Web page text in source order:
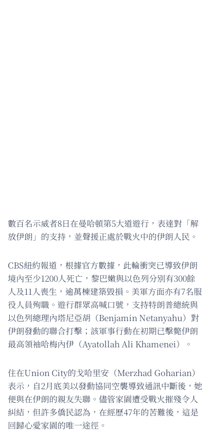
數百名示威者8日在曼哈頓第5大道遊行，表達對「解
放伊朗」的支持，並聲援正處於戰火中的伊朗人民。
CBS紐約報道，根據官方數據，此輪衝突已導致伊朗
境內至少1200人死亡，黎巴嫩與以色列分別有300餘
人及11人喪生，逾萬棟建築毀損。美軍方面亦有7名服
役人員殉職。遊行群眾高喊口號，支持特朗普總統與
以色列總理內塔尼亞胡（Benjamin Netanyahu）對
伊朗發動的聯合打擊；該軍事行動在初期已擊斃伊朗
最高領袖哈梅內伊（Ayatollah Ali Khamenei）。
住在Union City的戈哈里安（Merzhad Goharian）
表示，自2月底美以發動協同空襲導致通訊中斷後，她
便與在伊朗的親友失聯。儘管家園遭受戰火摧殘令人
糾結，但許多僑民認為，在經歷47年的苦難後，這是
回歸心愛家園的唯一途徑。